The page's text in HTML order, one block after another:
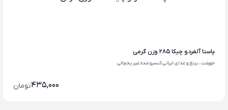
پاستا آلفردو چیکا 285 وزن گرمی
خورشت ، برنج و غذای ایرانی کنسرو شده غیر یخچالی
435,000تومان